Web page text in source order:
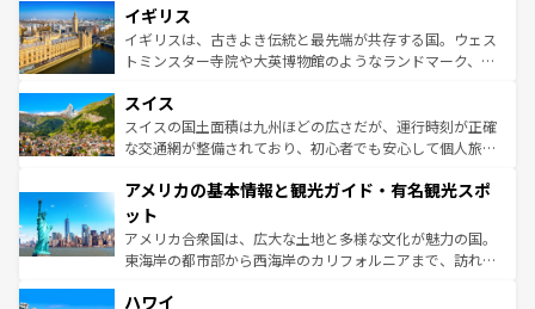
香り高いラベンダー畑など、多彩な楽しみ方が可能だ。さ
らに、パリ以外の地域にも魅力が溢れており、どの街角に
も豊かな歴史と文化が息づいている。パリ以外の個性あふ
を参照してほしい。
顔を持つこの国は、どこを歩いても飽きることがない。ベ
ルリンの文化的活気、バイエルン州のアルプスの絶景、そ
してライン川沿いのワイン畑といった風景は必見。ビール
は、お酒好きな人にはぜひ体験してほしい。 なお、新着の
ドイツ情報はコンテンツ一覧を参照してほしい。
イギリス
イギリスは、古きよき伝統と最先端が共存する国。ウェス
トミンスター寺院や大英博物館のようなランドマーク、歴
リアごとに異なる魅力がある。また、優雅なアフタヌーン
ティー、ビール好きにはたまらない英国パブ、サッカー観
戦など、本場だからこそできる体験も豊富。イギリスを旅
ンツ一覧を参照してほしい。
スイス
スイスの国土面積は九州ほどの広さだが、運行時刻が正確
な交通網が整備されており、初心者でも安心して個人旅行
の建物がそのまま残る町や、スイスならではのユニークな
博物館もあり、アルプス観光だけでなく町歩きも満喫する
ことができる。国民の所得が高いため物価も高いが、旅行
者向けの交通パス提供のサービスもあり、うまく活用すれ
着のスイス情報は
アメリカの基本情報と観光ガイド・有名観光スポ
ット
アメリカ合衆国は、広大な土地と多様な文化が魅力の国。
東海岸の都市部から西海岸のカリフォルニアまで、訪れる
のような巨大都市は、観光、ショッピング、エンターテイ
ハワイ